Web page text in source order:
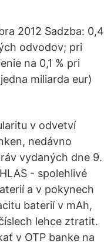
2012 Sadzba: 0,4
odvodov; pri
na 0,1 % pri
miliarda eur)
v odvetví
nedávno
vydaných dne 9.
- spolehlivé
a v pokynech
baterií v mAh,
lehce ztratit.
v OTP banke na